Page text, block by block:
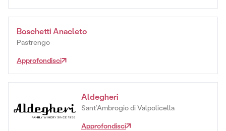
Boschetti Anacleto
Pastrengo
Approfondisci
Aldegheri
Sant’Ambrogio di Valpolicella
Approfondisci